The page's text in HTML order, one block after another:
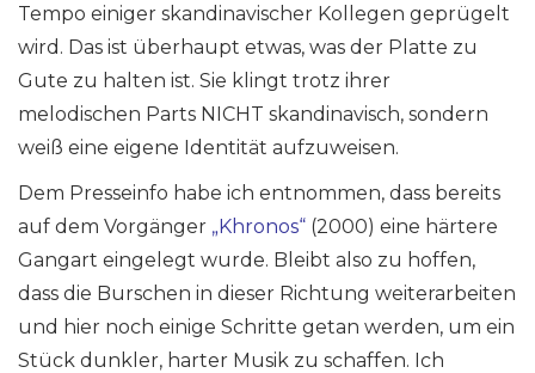
Tempo einiger skandinavischer Kollegen geprügelt
wird. Das ist überhaupt etwas, was der Platte zu
Gute zu halten ist. Sie klingt trotz ihrer
melodischen Parts NICHT skandinavisch, sondern
weiß eine eigene Identität aufzuweisen.
Dem Presseinfo habe ich entnommen, dass bereits
auf dem Vorgänger „Khronos“ (2000) eine härtere
Gangart eingelegt wurde. Bleibt also zu hoffen,
dass die Burschen in dieser Richtung weiterarbeiten
und hier noch einige Schritte getan werden, um ein
Stück dunkler, harter Musik zu schaffen. Ich